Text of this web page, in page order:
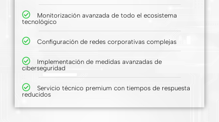
Monitorización avanzada de todo el ecosistema
tecnológico
Configuración de redes corporativas complejas
Implementación de medidas avanzadas de
ciberseguridad
Servicio técnico premium con tiempos de respuesta
reducidos